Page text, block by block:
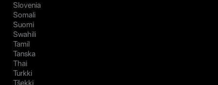
Slovenia
Somali
Suomi
Swahili
Tamil
Tanska
Thai
Turkki
Tšekki